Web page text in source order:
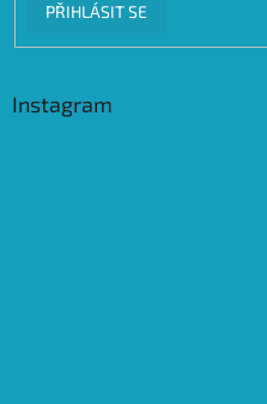
PŘIHLÁSIT SE
Instagram